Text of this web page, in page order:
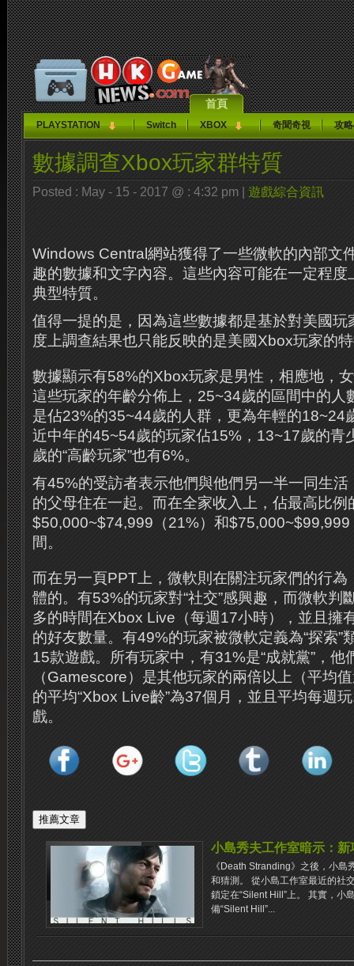
首頁
PLAYSTATION Switch XBOX 奇聞奇視 攻
數據調查Xbox玩家群特質
Posted : May - 15 - 2017 @ : 4:32 pm | 遊戲綜合資訊
Windows Central網站獲得了一些微軟的內部文
趣的數據和文字內容。這些內容可能在一定程
典型特質。
值得一提的是，因為這些數據都是基於對美國玩
度上調查結果也只能反映的是美國Xbox玩家的
數據顯示有58%的Xbox玩家是男性，相應地，
這些玩家的年齡分佈上，25~34歲的區間中的人
是佔23%的35~44歲的人群，更為年輕的18~24
近中年的45~54歲的玩家佔15%，13~17歲的青
歲的“高齡玩家”也有6%。
有45%的受訪者表示他們與他們另一半一同生
的父母住在一起。而在全家收入上，佔最高比例
$50,000~$74,999（21%）和$75,000~$99,999
間。
而在另一頁PPT上，微軟則在關注玩家們的行為
體的。有53%的玩家對“社交”感興趣，而微軟判
多的時間在Xbox Live（每週17小時），並且擁
的好友數量。有49%的玩家被微軟定義為“探索”
15款遊戲。所有玩家中，有31%是“成就黨”，他
（Gamescore）是其他玩家的兩倍以上（平均
的平均“Xbox Live齡”為37個月，並且平均每週
戲。
小島秀夫工作室暗示：
《Death Stranding》之後，小
和猜測。 從小島工作室最近的社
鎖定在“Silent Hill”上。 其實，小
備“Silent Hill”...